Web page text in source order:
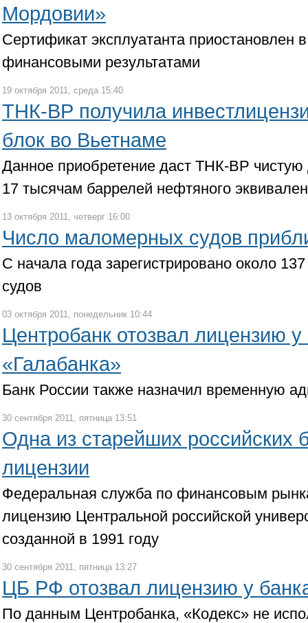
Мордовии»
Сертификат эксплуатанта приостановлен
финансовыми результатами
19 октября 2011, среда 15:40
ТНК-ВР получила
блок во Вьетнаме
Данное приобретение даст ТНК-ВР
17 тысячам баррелей нефтяного
13 октября 2011, четверг 16:00
Число маломерных судов
С начала года зарегистрировано около
судов
03 октября 2011, понедельник 10:44
Центробанк отозвал лицензию у
«Галабанка»
Банк России также назначил временную
30 сентября 2011, пятница 13:51
Одна из старейших российских
лицензии
Федеральная служба по финансовым
лицензию Центральной российской
созданной в 1991 году
30 сентября 2011, пятница 13:27
ЦБ РФ отозвал лицензию у
По данным Центробанка, «Кодекс» не